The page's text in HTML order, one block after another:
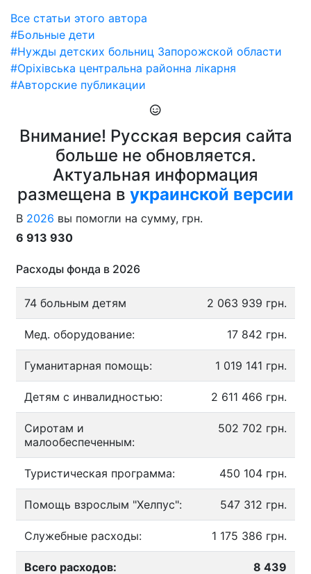
Все статьи этого автора
#Больные дети
#Нужды детских больниц Запорожской области
#Оріхівська центральна районна лікарня
#Авторские публикации
Внимание! Русская версия сайта
больше не обновляется.
Актуальная информация
размещена в украинской версии
В 2026 вы помогли на сумму, грн.
6 913 930
Расходы фонда в 2026
74 больным детям 2 063 939 грн.
Мед. оборудование: 17 842 грн.
Гуманитарная помощь: 1 019 141 грн.
Детям с инвалидностью: 2 611 466 грн.
Сиротам и
малообеспеченным:
502 702 грн.
Туристическая программа: 450 104 грн.
Помощь взрослым "Хелпус": 547 312 грн.
Служебные расходы: 1 175 386 грн.
Всего расходов: 8 439